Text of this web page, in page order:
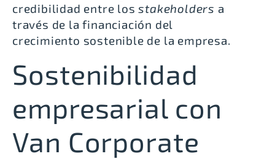
credibilidad entre los stakeholders a
través de lafinanciación del
crecimiento sostenible de la empresa.
Sostenibilidad
empresarial con
Van Corporate